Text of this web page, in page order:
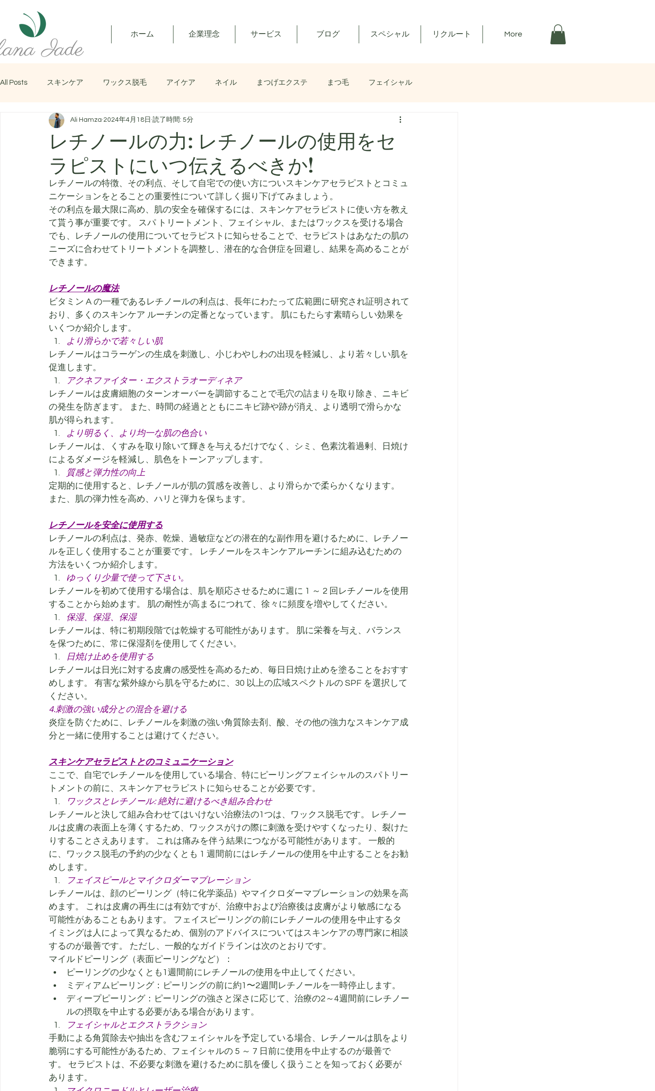
ホーム 企業理念 サービス ブログ スペシャル リクルート More
All Posts スキンケア ワックス脱毛 アイケア ネイル まつげエクステ まつ毛 フェイシャル
マッサージ
レチノールの力: レチノールの使用をセ
ラピストにいつ伝えるべきか!
Ali Hamza 2024年4月18日 読了時間: 5分
レチノールの特徴、その利点、そして自宅での使い方についスキンケアセラピストとコミュ
ニケーションをとることの重要性について詳しく掘り下げてみましょう。
その利点を最大限に高め、肌の安全を確保するには、スキンケアセラピストに使い方を教え
て貰う事が重要です。 スパ トリートメント、フェイシャル、またはワックスを受ける場合
でも、レチノールの使用についてセラピストに知らせることで、セラピストはあなたの肌の
ニーズに合わせてトリートメントを調整し、潜在的な合併症を回避し、結果を高めることが
できます。
レチノールの魔法
ビタミン A の一種であるレチノールの利点は、長年にわたって広範囲に研究され証明されて
おり、多くのスキンケア ルーチンの定番となっています。 肌にもたらす素晴らしい効果を
いくつか紹介します。
より滑らかで若々しい肌
レチノールはコラーゲンの生成を刺激し、小じわやしわの出現を軽減し、より若々しい肌を
促進します。
アクネファイター・エクストラオーディネア
レチノールは皮膚細胞のターンオーバーを調節することで毛穴の詰まりを取り除き、ニキビ
の発生を防ぎます。 また、時間の経過とともにニキビ跡や跡が消え、より透明で滑らかな
肌が得られます。
より明るく、より均一な肌の色合い
レチノールは、くすみを取り除いて輝きを与えるだけでなく、シミ、色素沈着過剰、日焼け
によるダメージを軽減し、肌色をトーンアップします。
質感と弾力性の向上
定期的に使用すると、レチノールが肌の質感を改善し、より滑らかで柔らかくなります。
また、肌の弾力性を高め、ハリと弾力を保ちます。
レチノールを安全に使用する
レチノールの利点は、発赤、乾燥、過敏症などの潜在的な副作用を避けるために、レチノー
ルを正しく使用することが重要です。 レチノールをスキンケアルーチンに組み込むための
方法をいくつか紹介します。
ゆっくり少量で使って下さい。
レチノールを初めて使用する場合は、肌を順応させるために週に 1 ～ 2 回レチノールを使用
することから始めます。 肌の耐性が高まるにつれて、徐々に頻度を増やしてください。
保湿、保湿、保湿
レチノールは、特に初期段階では乾燥する可能性があります。 肌に栄養を与え、バランス
を保つために、常に保湿剤を使用してください。
日焼け止めを使用する
レチノールは日光に対する皮膚の感受性を高めるため、毎日日焼け止めを塗ることをおすす
めします。 有害な紫外線から肌を守るために、30 以上の広域スペクトルの SPF を選択して
ください。
4.刺激の強い成分との混合を避ける
炎症を防ぐために、レチノールを刺激の強い角質除去剤、酸、その他の強力なスキンケア成
分と一緒に使用することは避けてください。
スキンケアセラピストとのコミュニケーション
ここで、自宅でレチノールを使用している場合、特にピーリングフェイシャルのスパトリー
トメントの前に、スキンケアセラピストに知らせることが必要です。
ワックスとレチノール: 絶対に避けるべき組み合わせ
レチノールと決して組み合わせてはいけない治療法の1つは、ワックス脱毛です。 レチノー
ルは皮膚の表面上を薄くするため、ワックスがけの際に刺激を受けやすくなったり、裂けた
りすることさえあります。 これは痛みを伴う結果につながる可能性があります。 一般的
に、ワックス脱毛の予約の少なくとも 1 週間前にはレチノールの使用を中止することをお勧
めします。
フェイスピールとマイクロダーマブレーション
レチノールは、顔のピーリング（特に化学薬品）やマイクロダーマブレーションの効果を高
めます。 これは皮膚の再生には有効ですが、治療中および治療後は皮膚がより敏感になる
可能性があることもあります。 フェイスピーリングの前にレチノールの使用を中止するタ
イミングは人によって異なるため、個別のアドバイスについてはスキンケアの専門家に相談
するのが最善です。 ただし、一般的なガイドラインは次のとおりです。
マイルドピーリング（表面ピーリングなど）：
ピーリングの少なくとも1週間前にレチノールの使用を中止してください。
ミディアムピーリング：ピーリングの前に約1〜2週間レチノールを一時停止します。
ディープピーリング：ピーリングの強さと深さに応じて、治療の2～4週間前にレチノー
ルの摂取を中止する必要がある場合があります。
フェイシャルとエクストラクション
手動による角質除去や抽出を含むフェイシャルを予定している場合、レチノールは肌をより
脆弱にする可能性があるため、フェイシャルの 5 ～ 7 日前に使用を中止するのが最善で
す。 セラピストは、不必要な刺激を避けるために肌を優しく扱うことを知っておく必要が
あります。